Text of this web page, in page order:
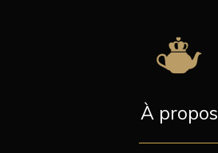
À propos